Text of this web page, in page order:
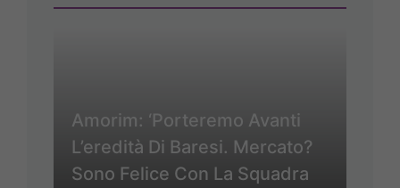
Amorim: ‘Porteremo Avanti
L’eredità Di Baresi. Mercato?
Sono Felice Con La Squadra